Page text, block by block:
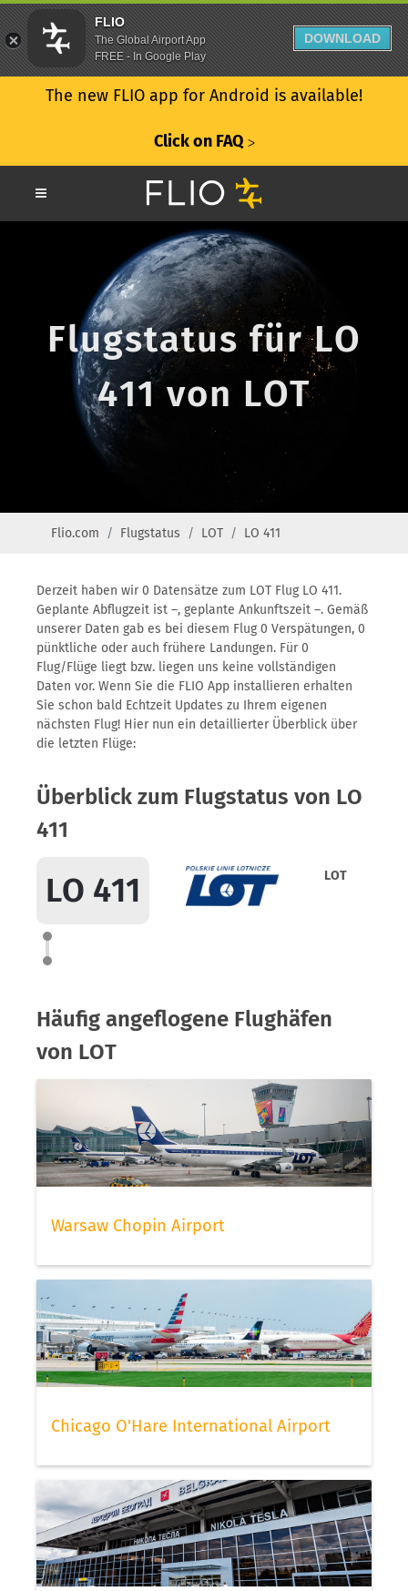
The new FLIO app for Android is available!
Click on FAQ ᐳ
Flugstatus für LO
411 von LOT
Flio.com Flugstatus LOT LO 411
Derzeit haben wir 0 Datensätze zum LOT Flug LO 411.
Geplante Abflugzeit ist –, geplante Ankunftszeit –. Gemäß
unserer Daten gab es bei diesem Flug 0 Verspätungen, 0
pünktliche oder auch frühere Landungen. Für 0
Flug/Flüge liegt bzw. liegen uns keine vollständigen
Daten vor. Wenn Sie die FLIO App installieren erhalten
Sie schon bald Echtzeit Updates zu Ihrem eigenen
nächsten Flug! Hier nun ein detaillierter Überblick über
die letzten Flüge:
Überblick zum Flugstatus von LO
411
LO 411 LOT
Häufig angeflogene Flughäfen
von LOT
Warsaw Chopin Airport
Chicago O'Hare International Airport
FLIO
The Global Airport App
FREE - In Google Play
DOWNLOAD